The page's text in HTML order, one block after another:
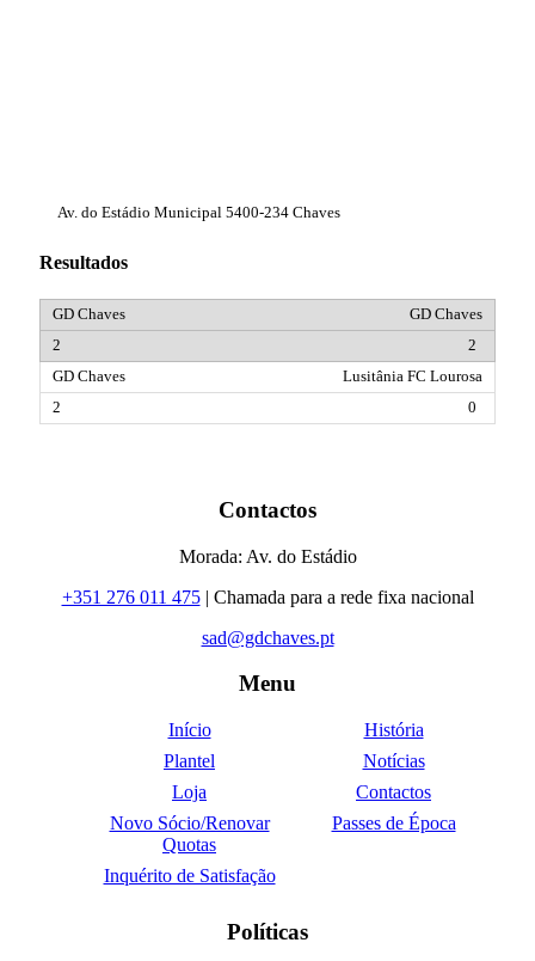
Av. do Estádio Municipal 5400-234 Chaves
Resultados
GD Chaves
2
Lusitânia FC Lourosa
0
Contactos
Morada: Av. do Estádio
+351 276 011 475| Chamada para a rede fixa nacional
sad@gdchaves.pt
Menu
Início
História
Plantel
Notícias
Loja
Contactos
Novo Sócio/Renovar
Quotas
Passes de Época
Inquérito de Satisfação
Políticas